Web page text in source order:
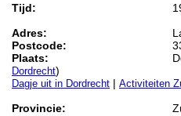
Tijd:
Adres:
Postcode:
Plaats:
Dordrecht)
Dagje uit in Dordrecht | Activiteiten
Provincie: